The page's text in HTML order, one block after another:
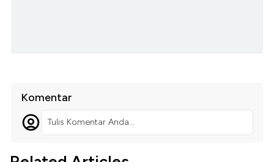
Komentar
Tulis Komentar Anda...